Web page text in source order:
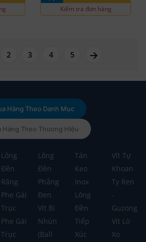
Kiểm tra đơn hàng
arrow
2 3 4 5
Hàng Theo Danh Mục
Hàng Theo Thương Hiệu
Lông
Đền
Răng
Phe Gài
Trục
Phe Gài
Trục
Lông
Đền
Phẳng
Đen
Vít Bi
Nhún
(Ball
Tán
Keo
Inox
Lông
Đền
Tiếp
Xúc
Vít Tự
Khoan
Ty Ren
-
Guzong
Vít Lò
Xo